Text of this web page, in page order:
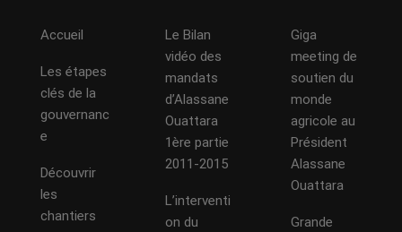
Accueil
Les étapes
clés de la
gouvernanc
e
Découvrir
les
chantiers
Le Bilan
vidéo des
mandats
d’Alassane
Ouattara
1ère partie
2011-2015
L’interventi
on du
Giga
meeting de
soutien du
monde
agricole au
Président
Alassane
Ouattara
Grande